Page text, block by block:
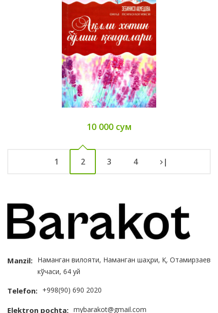
10 000 сум
1 2 3 4 |
Manzil: Наманган вилояти, Наманган шаҳри, Қ. Отамирзаев
кўчаси, 64 уй
Telefon: +998(90) 690 2020
Elektron pochta: mybarakot@gmail.com